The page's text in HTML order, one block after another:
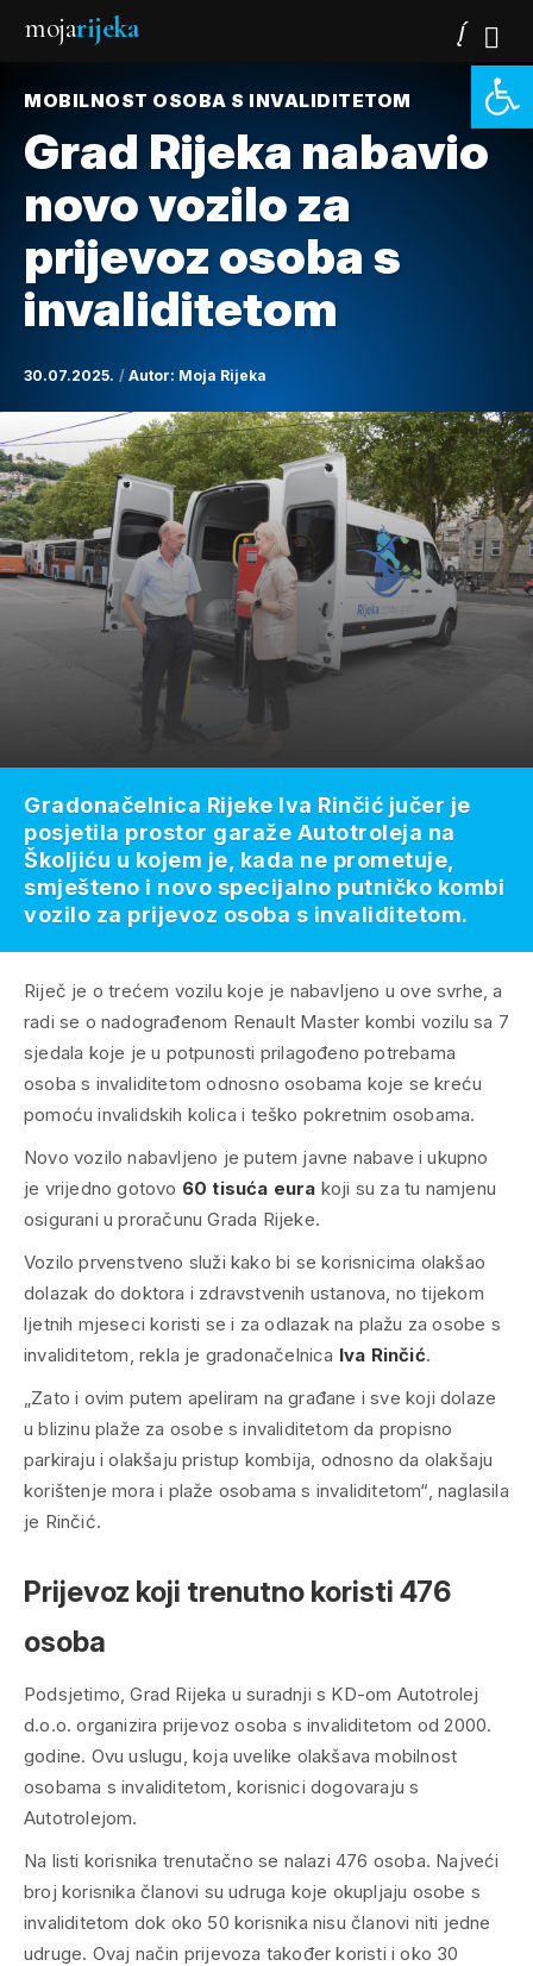
mojarijeka
MOBILNOST OSOBA S INVALIDITETOM
Grad Rijeka nabavio
novo vozilo za
prijevoz osoba s
invaliditetom
30.07.2025. Autor: Moja Rijeka
Riječ je o trećem vozilu koje je nabavljeno u ove svrhe, a
radi se o nadograđenom Renault Master kombi vozilu sa 7
sjedala koje je u potpunosti prilagođeno potrebama
osoba s invaliditetom odnosno osobama koje se kreću
pomoću invalidskih kolica i teško pokretnim osobama.
Novo vozilo nabavljeno je putem javne nabave i ukupno
je vrijedno gotovo 60 tisuća eura koji su za tu namjenu
osigurani u proračunu Grada Rijeke.
Vozilo prvenstveno služi kako bi se korisnicima olakšao
dolazak do doktora i zdravstvenih ustanova, no tijekom
ljetnih mjeseci koristi se i za odlazak na plažu za osobe s
invaliditetom, rekla je gradonačelnica Iva Rinčić.
„Zato i ovim putem apeliram na građane i sve koji dolaze
u blizinu plaže za osobe s invaliditetom da propisno
parkiraju i olakšaju pristup kombija, odnosno da olakšaju
korištenje mora i plaže osobama s invaliditetom“, naglasila
je Rinčić.
Prijevoz koji trenutno koristi 476
osoba
Podsjetimo, Grad Rijeka u suradnji s KD-om Autotrolej
d.o.o. organizira prijevoz osoba s invaliditetom od 2000.
godine. Ovu uslugu, koja uvelike olakšava mobilnost
osobama s invaliditetom, korisnici dogovaraju s
Autotrolejom.
Na listi korisnika trenutačno se nalazi 476 osoba. Najveći
broj korisnika članovi su udruga koje okupljaju osobe s
invaliditetom dok oko 50 korisnika nisu članovi niti jedne
udruge. Ovaj način prijevoza također koristi i oko 30
Gradonačelnica Rijeke Iva Rinčić jučer je
posjetila prostor garaže Autotroleja na
Školjiću u kojem je, kada ne prometuje,
smješteno i novo specijalno putničko kombi
vozilo za prijevoz osoba s invaliditetom.